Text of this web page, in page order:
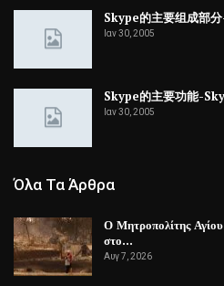
Skype的主要组成部
Ιαν 30, 2005
Skype的主要功能-
Ιαν 30, 2005
Όλα Τα Άρθρα
Ο Μητροπολίτης Αγίου
στο…
Αυγ 7, 2026